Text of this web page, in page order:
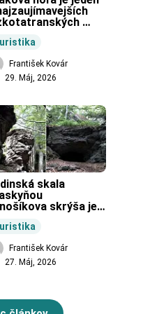
František Kovár
29. Máj, 2026
skala
skrýša je
Budiná.
František Kovár
27. Máj, 2026